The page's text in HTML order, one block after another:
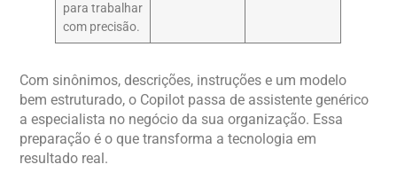
para trabalhar
com precisão.
Com sinônimos, descrições, instruções e um modelo
bem estruturado, o Copilot passa de assistente genérico
a especialista no negócio da sua organização. Essa
preparação é o que transforma a tecnologia em
resultado real.